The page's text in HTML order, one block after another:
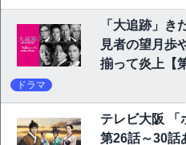
「大追跡」
見者の望月歩
揃って炎上【
ドラマ
テレビ大阪 「
第26話～30話